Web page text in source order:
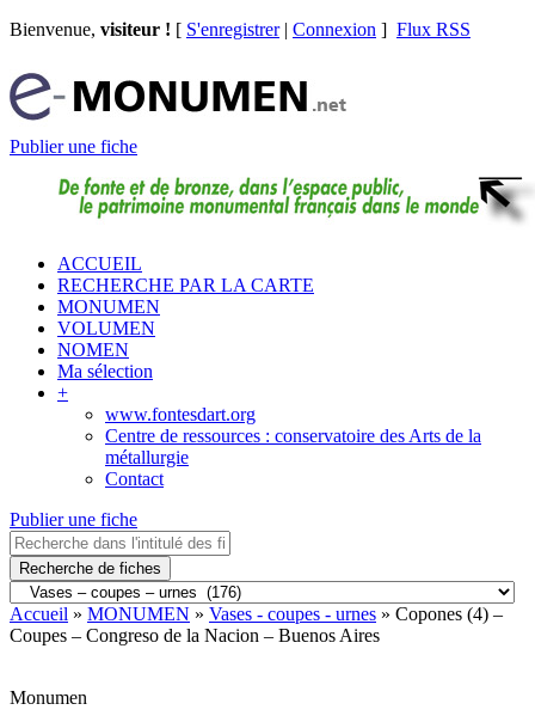
Bienvenue, visiteur ! [ S'enregistrer| Connexion ] Flux RSS
Publier une fiche
ACCUEIL
RECHERCHE PAR LA CARTE
MONUMEN
VOLUMEN
NOMEN
Ma sélection
+
www.fontesdart.org
Centre de ressources : conservatoire des Arts de la
métallurgie
Contact
Publier une fiche
Recherche de fiches
Accueil » MONUMEN » Vases - coupes - urnes » Copones (4) –
Coupes – Congreso de la Nacion – Buenos Aires
Monumen